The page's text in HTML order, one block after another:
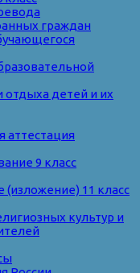
граждан
отдыха детей и их
аттестация
9 класс
(изложение) 11 класс
культур и